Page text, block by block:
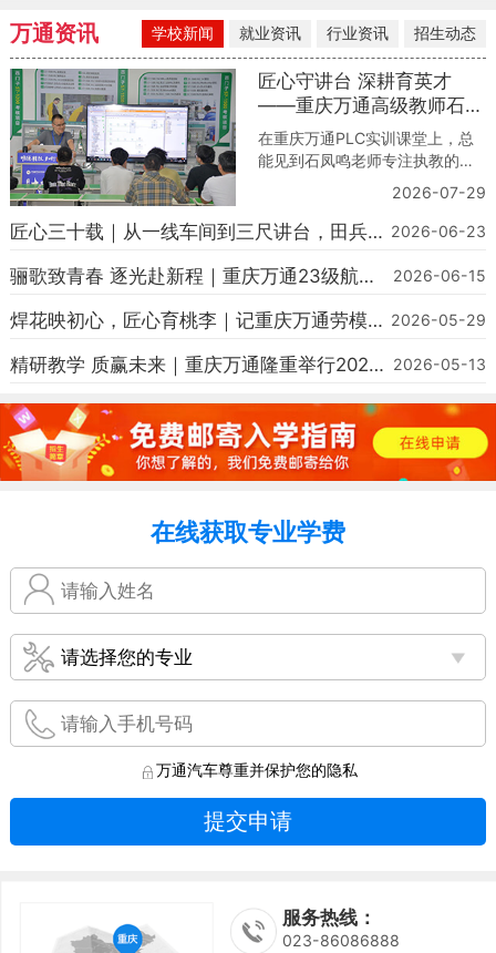
万通资讯 学校新闻 就业资讯 行业资讯 招生动态
匠心守讲台 深耕育英才
——重庆万通高级教师石凤
鸣的职教之路
在重庆万通PLC实训课堂上，总
能见到石凤鸣老师专注执教的身
影。他手持编程设备，细致指导
学生调试自动化设备、拆解工控
实操难题，以严谨专业的技术态
职教讲台，用心培育每一位智能
动化高级教师，石凤鸣凭借十余
业功底，成为学子技
2026-07-29
匠心三十载｜从一线车间到三尺讲台，田兵老
师以技育人筑梦前行
2026-06-23
骊歌致青春 逐光赴新程｜重庆万通23级航轨
毕业典礼圆满落幕
2026-06-15
焊花映初心，匠心育桃李｜记重庆万通劳模教
师吴应明
2026-05-29
精研教学 质赢未来｜重庆万通隆重举行2026
教学质量季启动仪式
2026-05-13
在线获取专业学费
万通汽车尊重并保护您的隐私
提交申请
服务热线：
023-86086888